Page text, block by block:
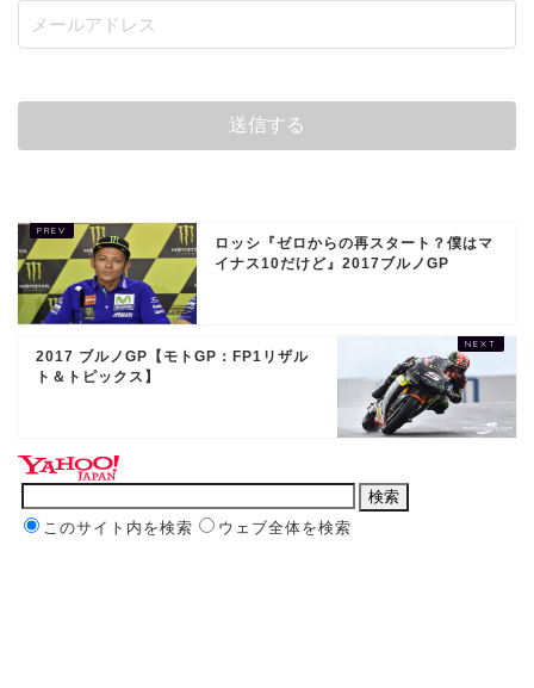
ロッシ『ゼロからの再スタート？僕はマ
イナス10だけど』2017ブルノGP
2017 ブルノGP【モトGP：FP1リザル
ト＆トピックス】
このサイト内を検索 ウェブ全体を検索